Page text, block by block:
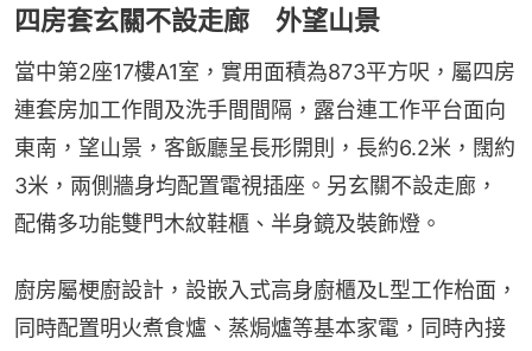
四房套玄關不設走廊 外望山景
當中第2座17樓A1室，實用面積為873平方呎，屬四房
連套房加工作間及洗手間間隔，露台連工作平台面向
東南，望山景，客飯廳呈長形開則，長約6.2米，闊約
3米，兩側牆身均配置電視插座。另玄關不設走廊，
配備多功能雙門木紋鞋櫃、半身鏡及裝飾燈。
廚房屬梗廚設計，設嵌入式高身廚櫃及L型工作枱面，
同時配置明火煮食爐、蒸焗爐等基本家電，同時內接